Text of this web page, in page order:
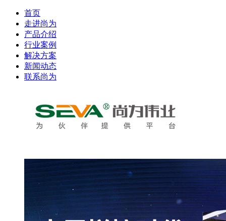
首页
走进尚为
产品介绍
行业案例
解决方案
新闻动态
联系尚为